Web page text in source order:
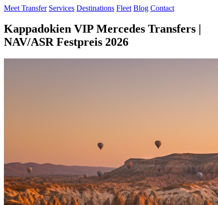
Meet Transfer Services Destinations Fleet Blog Contact
Kappadokien VIP Mercedes Transfers |
NAV/ASR Festpreis 2026